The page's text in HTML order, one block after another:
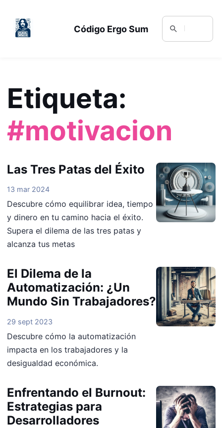
Código Ergo Sum
Etiqueta:
#motivacion
Las Tres Patas del Éxito
13 mar 2024
Descubre cómo equilibrar idea, tiempo
y dinero en tu camino hacia el éxito.
Supera el dilema de las tres patas y
alcanza tus metas
El Dilema de la
Automatización: ¿Un
Mundo Sin Trabajadores?
29 sept 2023
Descubre cómo la automatización
impacta en los trabajadores y la
desigualdad económica.
Enfrentando el Burnout:
Estrategias para
Desarrolladores